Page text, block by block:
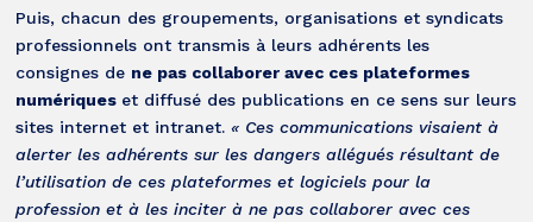
Puis, chacun des groupements, organisations et syndicats
professionnels ont transmis à leurs adhérents les
consignes de ne pas collaborer avec ces plateformes
numériques et diffusé des publications en ce sens sur leurs
sites internet et intranet.« Ces communications visaient à
alerter les adhérents sur les dangers allégués résultant de
l’utilisation de ces plateformes et logiciels pour la
profession et à les inciter à ne pas collaborer avec ces